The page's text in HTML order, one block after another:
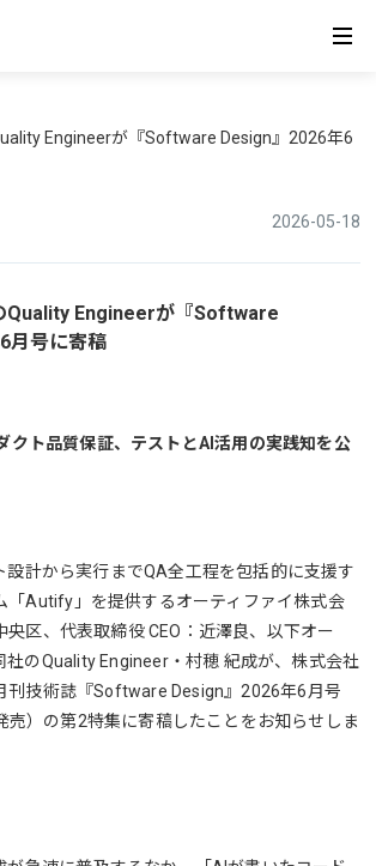
Engineerが『Software Design』2026年6
2026-05-18
Quality Engineerが『Software
月号に寄稿
ト品質保証、テストとAI活用の実践知を公
設計から実行までQA全工程を包括的に支援す
「Autify」を提供するオーティファイ株式会
央区、代表取締役 CEO：近澤良、以下オー
社のQuality Engineer・村穂 紀成が、株式会社
刊技術誌『Software Design』2026年6月号
売）の第2特集に寄稿したことをお知らせしま